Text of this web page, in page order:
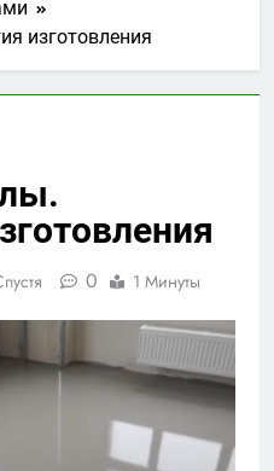
изготовления
0 1 Минуты